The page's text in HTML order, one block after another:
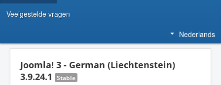
Veelgestelde vragen
Nederlands
Joomla! 3 - German (Liechtenstein)
3.9.24.1
Stable